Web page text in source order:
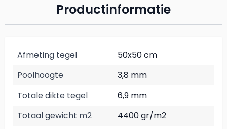
Productinformatie
Afmeting tegel
50x50 cm
Poolhoogte
3,8 mm
Totale dikte tegel
6,9 mm
Totaal gewicht m2
4400 gr/m2